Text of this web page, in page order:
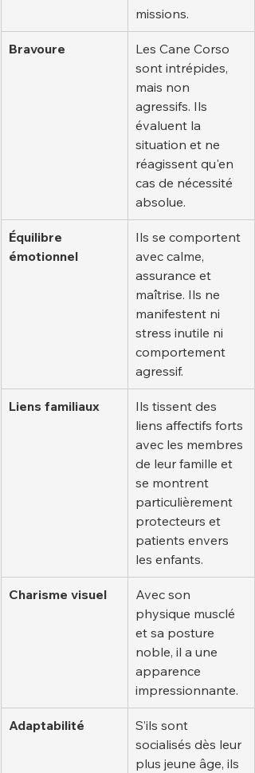
missions.
Bravoure
Les Cane Corso
sont intrépides,
mais non
agressifs. Ils
évaluent la
situation et ne
réagissent qu'en
cas de nécessité
absolue.
Équilibre
émotionnel
Ils se comportent
avec calme,
assurance et
maîtrise. Ils ne
manifestent ni
stress inutile ni
comportement
agressif.
Liens familiaux
Ils tissent des
liens affectifs forts
avec les membres
de leur famille et
se montrent
particulièrement
protecteurs et
patients envers
les enfants.
Charisme visuel
Avec son
physique musclé
et sa posture
noble, il a une
apparence
impressionnante.
Adaptabilité
S’ils sont
socialisés dès leur
plus jeune âge, ils